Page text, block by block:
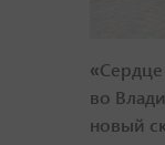
«Сердце
во
новый